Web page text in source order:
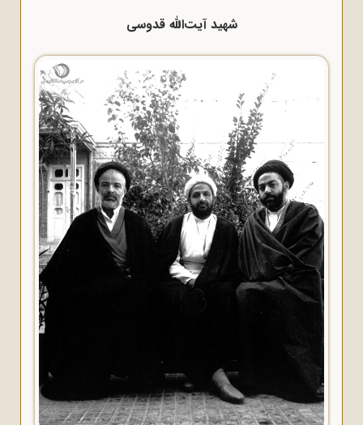
شهید آیت‌الله قدوسی